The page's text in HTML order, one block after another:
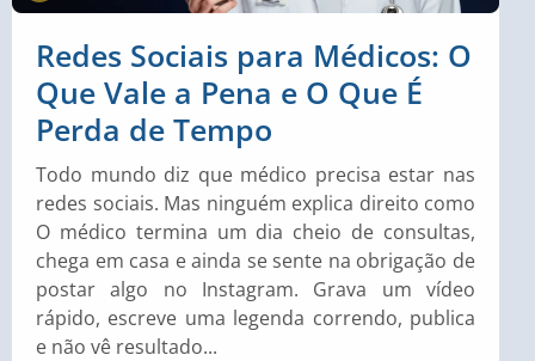
Redes Sociais para Médicos: O
Que Vale a Pena e O Que É
Perda de Tempo
Todo mundo diz que médico precisa estar nas
redes sociais. Mas ninguém explica direito como
O médico termina um dia cheio de consultas,
chega em casa e ainda se sente na obrigação de
postar algo no Instagram. Grava um vídeo
rápido, escreve uma legenda correndo, publica
e não vê resultado...